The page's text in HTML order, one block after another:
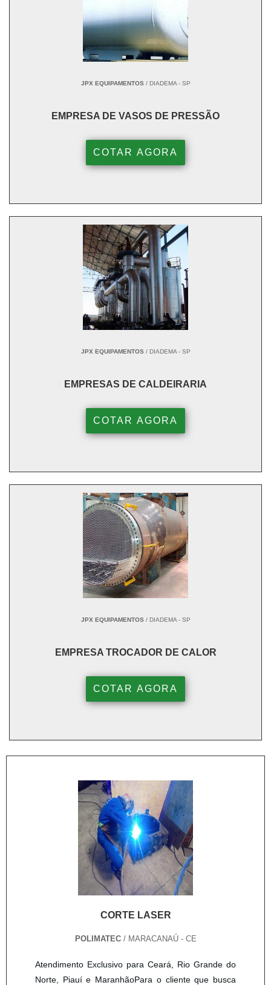
JPX EQUIPAMENTOS/ DIADEMA - SP
EMPRESA DE VASOS DE PRESSÃO
COTAR AGORA
JPX EQUIPAMENTOS/ DIADEMA - SP
EMPRESAS DE CALDEIRARIA
COTAR AGORA
JPX EQUIPAMENTOS/ DIADEMA - SP
EMPRESA TROCADOR DE CALOR
COTAR AGORA
CORTE LASER
POLIMATEC / MARACANAÚ - CE
Atendimento Exclusivo para Ceará, Rio Grande do
Norte, Piauí e MaranhãoPara o cliente que busca